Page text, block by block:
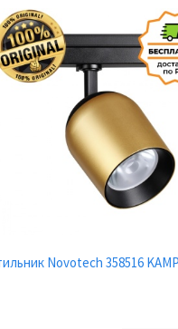
Novotech 358516 KAMP